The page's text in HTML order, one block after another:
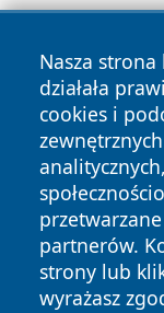
Nasza
działała
cookies i
partnerów.
strony lub
wyrażasz
Copyright © 2026
zastrzeżone.
News Autorzy